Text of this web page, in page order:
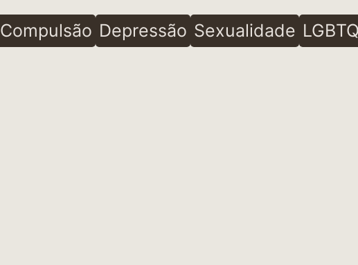
Compulsão Depressão Sexualidade